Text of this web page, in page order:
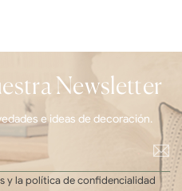
Newsletter
e ideas de decoración.
y la política de confidencialidad